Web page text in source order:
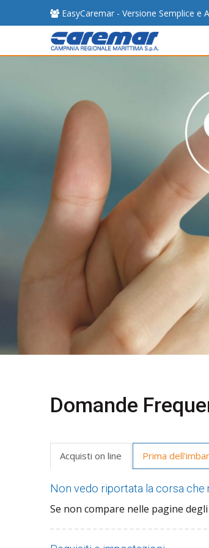
EasyCaremar - Versione Semplice e
Domande
Acquisti on line Prima
Non vedo riportata la corsa che
Se non compare nelle pagine